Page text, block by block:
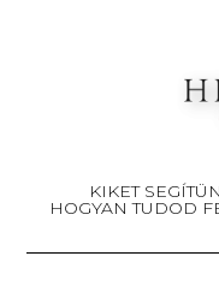
KIKET
HOGYAN TUDOD